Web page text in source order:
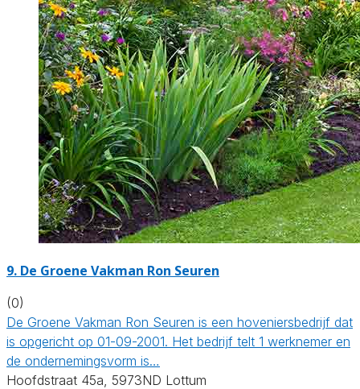
9. De Groene Vakman Ron Seuren
(0)
De Groene Vakman Ron Seuren is een hoveniersbedrijf dat
is opgericht op 01-09-2001. Het bedrijf telt 1 werknemer en
de ondernemingsvorm is…
Hoofdstraat 45a, 5973ND Lottum